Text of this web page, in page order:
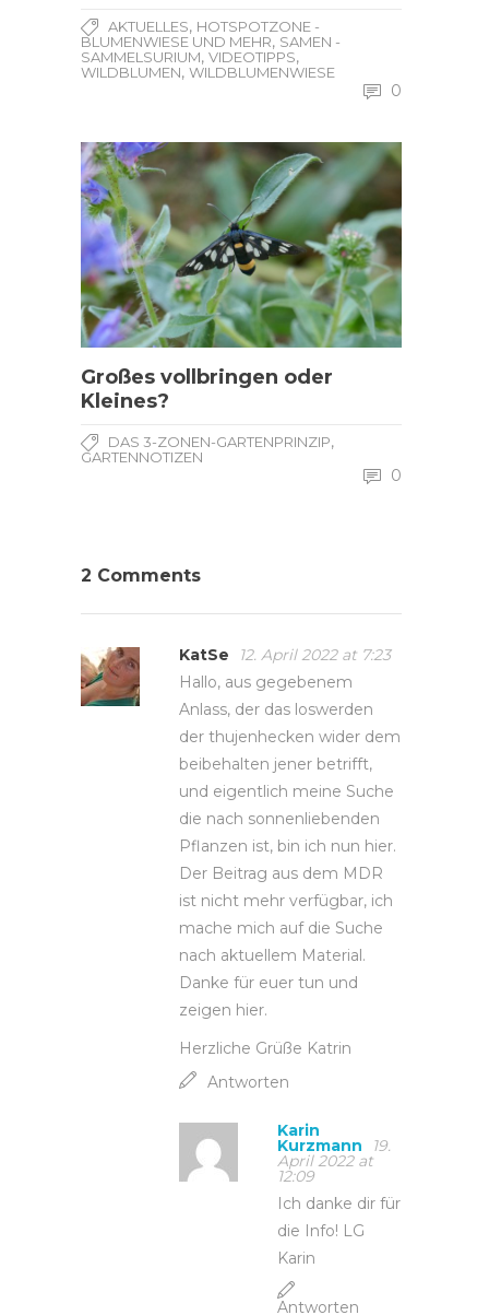
AKTUELLES, HOTSPOTZONE -
BLUMENWIESE UND MEHR, SAMEN -
SAMMELSURIUM, VIDEOTIPPS,
WILDBLUMEN, WILDBLUMENWIESE
0
Großes vollbringen oder
Kleines?
DAS 3-ZONEN-GARTENPRINZIP,
GARTENNOTIZEN
0
2 Comments
KatSe
12. April 2022 at 7:23
Hallo, aus gegebenem
Anlass, der das loswerden
der thujenhecken wider dem
beibehalten jener betrifft,
und eigentlich meine Suche
die nach sonnenliebenden
Pflanzen ist, bin ich nun hier.
Der Beitrag aus dem MDR
ist nicht mehr verfügbar, ich
mache mich auf die Suche
nach aktuellem Material.
Danke für euer tun und
zeigen hier.
Herzliche Grüße Katrin
Antworten
Karin
Kurzmann 19.
April 2022 at
12:09
Ich danke dir für
die Info! LG
Karin
Antworten